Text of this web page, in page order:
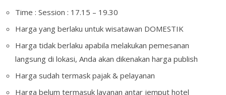
Time : Session : 17.15 – 19.30
Harga yang berlaku untuk wisatawan DOMESTIK
Harga tidak berlaku apabila melakukan pemesanan
langsung di lokasi, Anda akan dikenakan harga publish
Harga sudah termask pajak & pelayanan
Harga belum termasuk layanan antar jemput hotel